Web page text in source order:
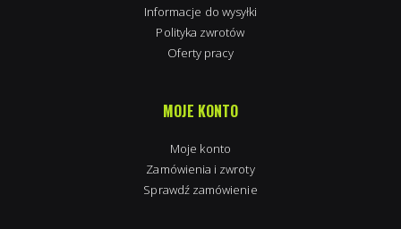
Informacje do wysyłki
Polityka zwrotów
Oferty pracy
MOJE KONTO
Moje konto
Zamówienia i zwroty
Sprawdź zamówienie